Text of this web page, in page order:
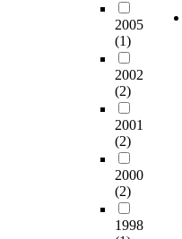
2005
(1)
2002
(2)
2001
(2)
2000
(2)
1998